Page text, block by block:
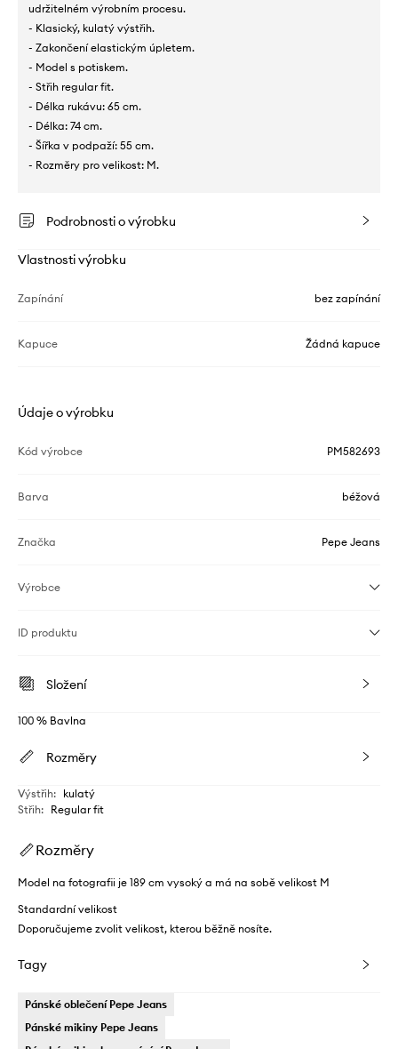
udržitelném výrobním procesu.
- Klasický, kulatý výstřih.
- Zakončení elastickým úpletem.
- Model s potiskem.
- Střih regular fit.
- Délka rukávu: 65 cm.
- Délka: 74 cm.
- Šířka v podpaží: 55 cm.
- Rozměry pro velikost: M.
Podrobnosti o výrobku
Vlastnosti výrobku
Zapínání bez zapínání
Kapuce Žádná kapuce
Údaje o výrobku
Kód výrobce PM582693
Barva béžová
Značka Pepe Jeans
Výrobce
ID produktu
Složení
100 % Bavlna
Rozměry
Výstřih: kulatý
Střih: Regular fit
Rozměry
Model na fotografii je 189 cm vysoký a má na sobě velikost M
Standardní velikost
Doporučujeme zvolit velikost, kterou běžně nosíte.
Tagy
Pánské oblečení Pepe Jeans
Pánské mikiny Pepe Jeans